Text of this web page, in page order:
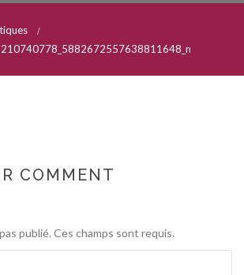
COMMENT
publié. Ces champs sont requis.